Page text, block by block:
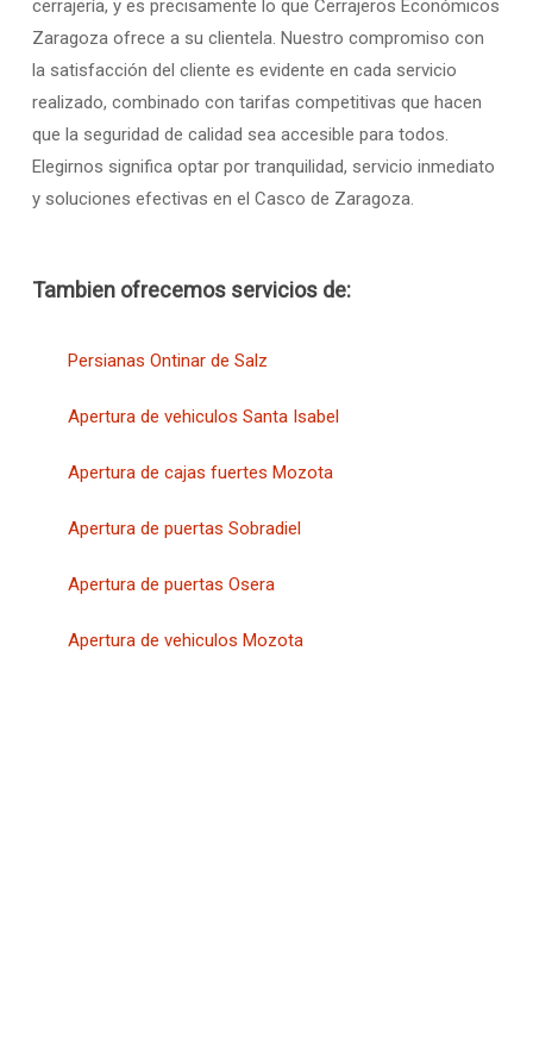
cerrajería, y es precisamente lo que Cerrajeros Económicos
Zaragoza ofrece a su clientela. Nuestro compromiso con
la satisfacción del cliente es evidente en cada servicio
realizado, combinado con tarifas competitivas que hacen
que la seguridad de calidad sea accesible para todos.
Elegirnos significa optar por tranquilidad, servicio inmediato
y soluciones efectivas en el Casco de Zaragoza.
Tambien ofrecemos servicios de:
Persianas Ontinar de Salz
Apertura de vehiculos Santa Isabel
Apertura de cajas fuertes Mozota
Apertura de puertas Sobradiel
Apertura de puertas Osera
Apertura de vehiculos Mozota